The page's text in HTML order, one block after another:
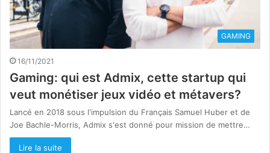
GAMING
16/11/2021
Gaming: qui est Admix, cette startup qui
veut monétiser jeux vidéo et métavers?
Lancé en 2018 sous l'impulsion du Français Samuel Huber et de
Joe Bachle-Morris, Admix s'est donné pour mission de mettre…
Lire la suite